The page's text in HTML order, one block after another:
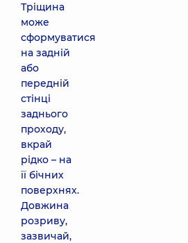
Тріщина
може
сформуватися
на задній
або
передній
стінці
заднього
проходу,
вкрай
рідко – на
її бічних
поверхнях.
Довжина
розриву,
зазвичай,